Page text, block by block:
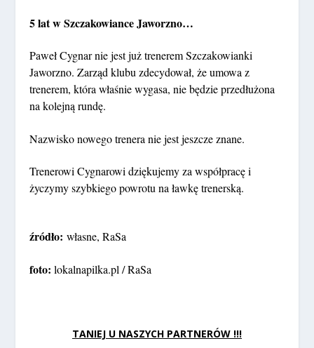
5 lat w Szczakowiance Jaworzno…
Paweł Cygnar nie jest już trenerem Szczakowianki
Jaworzno. Zarząd klubu zdecydował, że umowa z
trenerem, która właśnie wygasa, nie będzie przedłużona
na kolejną rundę.
Nazwisko nowego trenera nie jest jeszcze znane.
Trenerowi Cygnarowi dziękujemy za współpracę i
życzymy szybkiego powrotu na ławkę trenerską.
źródło:własne, RaSa
foto:lokalnapilka.pl / RaSa
TANIEJ U NASZYCH PARTNERÓW !!!